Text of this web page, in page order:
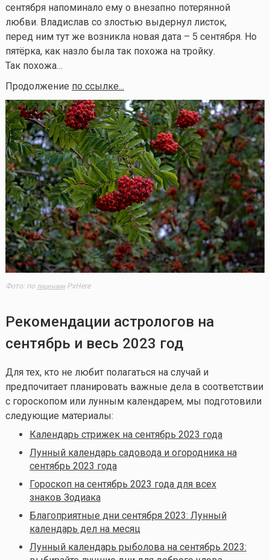
сентября напоминало ему о внезапно потерянной
любви. Владислав со злостью выдернул листок,
перед ним тут же возникла новая дата – 5 сентября. Но
пятёрка, как назло была так похожа на тройку.
Так похожа…
Продолжение по ссылке...
Фото: по лицензииPxHere
Рекомендации астрологов на
сентябрь и весь 2023 год
Для тех, кто не любит полагаться на случай и
предпочитает планировать важные дела в соответствии
с гороскопом или лунным календарем, мы подготовили
следующие материалы:
Календарь стрижек на сентябрь 2023 года
Лунный календарь садовода и огородника на
сентябрь 2023 года
Гороскоп на сентябрь 2023 года для всех
знаков Зодиака
Благоприятные дни сентября 2023: Лунный
календарь дел на месяц
Лунный календарь рыболова на сентябрь 2023: